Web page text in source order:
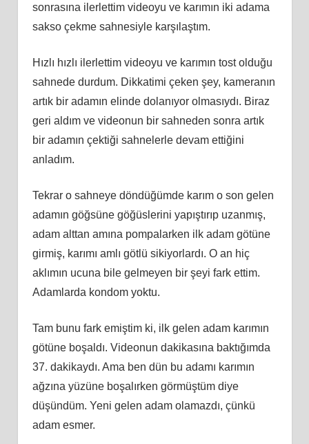
sonrasına ilerlettim videoyu ve karımın iki adama
sakso çekme sahnesiyle karşılaştım.
Hızlı hızlı ilerlettim videoyu ve karımın tost olduğu
sahnede durdum. Dikkatimi çeken şey, kameranın
artık bir adamın elinde dolanıyor olmasıydı. Biraz
geri aldım ve videonun bir sahneden sonra artık
bir adamın çektiği sahnelerle devam ettiğini
anladım.
Tekrar o sahneye döndüğümde karım o son gelen
adamın göğsüne göğüslerini yapıştırıp uzanmış,
adam alttan amına pompalarken ilk adam götüne
girmiş, karımı amlı götlü sikiyorlardı. O an hiç
aklımın ucuna bile gelmeyen bir şeyi fark ettim.
Adamlarda kondom yoktu.
Tam bunu fark emiştim ki, ilk gelen adam karımın
götüne boşaldı. Videonun dakikasına baktığımda
37. dakikaydı. Ama ben dün bu adamı karımın
ağzına yüzüne boşalırken görmüştüm diye
düşündüm. Yeni gelen adam olamazdı, çünkü
adam esmer.